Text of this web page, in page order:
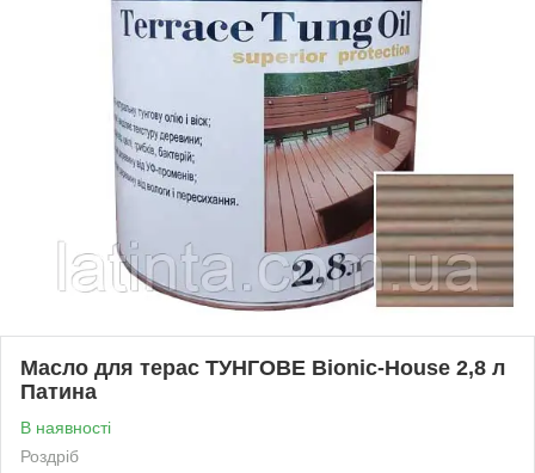
Масло для терас ТУНГОВЕ Bionic-House 2,8 л
Патина
В наявності
Роздріб